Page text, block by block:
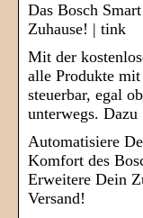
Das Bosch
Zuhause! | tink
Mit der
alle Produkte
steuerbar, egal
unterwegs.
Automatisiere
Komfort des
Erweitere Dein
Versand!